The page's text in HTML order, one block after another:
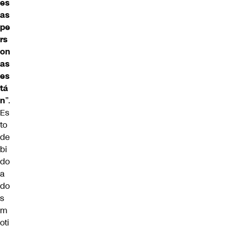
es
as
pe
rs
on
as
es
tá
n”.
Es
to
de
bi
do
a
do
s
m
oti